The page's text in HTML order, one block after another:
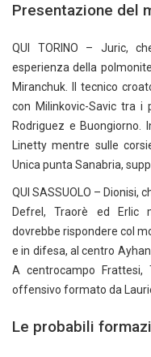
Presentazione del
QUI TORINO – Juric,
esperienza della
Miranchuk. Il tecnico
con Milinkovic-Savic tra i
Rodriguez e Buongiorno.
Linetty mentre sulle
Unica punta Sanabria,
QUI SASSUOLO – Dionisi,
Defrel, Traorè ed Erlic
dovrebbe rispondere col
e in difesa, al centro
A centrocampo Frattesi,
offensivo formato da
Le probabili